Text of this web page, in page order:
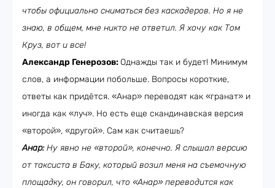
чтобы официально сниматься без каскадеров. Но я не
знаю, в общем, мне никто не ответил. Я хочу как Том
Круз, вот и все!
Александр Генерозов: Однажды так и будет! Минимум
слов, а информации побольше. Вопросы короткие,
ответы как придётся. «Анар» переводят как «гранат» и
иногда как «луч». Но есть еще скандинавская версия
«второй», «другой». Сам как считаешь?
Анар:Ну явно не «второй», конечно. Я слышал версию
от таксиста в Баку, который возил меня на съемочную
площадку, он говорил, что «Анар» переводится как